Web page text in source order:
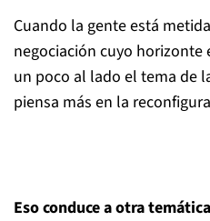
Cuando la gente está
negociación cuyo
un poco al lado el tema de
piensa más en la
Eso conduce a otra